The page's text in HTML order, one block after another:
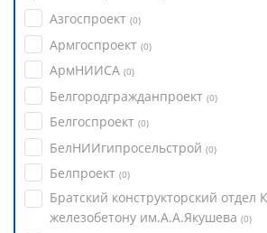
Азгоспроект (0)
Армгоспроект (0)
АрмНИИСА (0)
Белгородгражданпроект (0)
Белгоспроект (0)
БелНИИгипросельстрой (0)
Белпроект (0)
Братский конструкторский отдел
железобетону им.А.А.Якушева (0)